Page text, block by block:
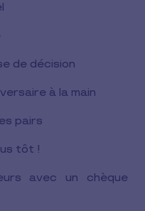
de décision
à la main
pairs
tôt !
avec un chèque